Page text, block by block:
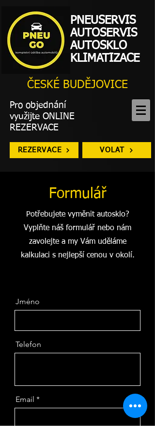
PNEUSERVIS
AUTOSERVIS
AUTOSKLO
KLIMATIZACE
ČESKÉ BUDĚJOVICE
Pro objednání
využijte ONLINE
REZERVACE
REZERVACE VOLAT
Formulář
Potřebujete vyměnit autosklo?
Vyplňte náš formulář nebo nám
zavolejte a my Vám uděláme
kalkulaci s nejlepší cenou v okolí.
Jméno
Telefon
Email